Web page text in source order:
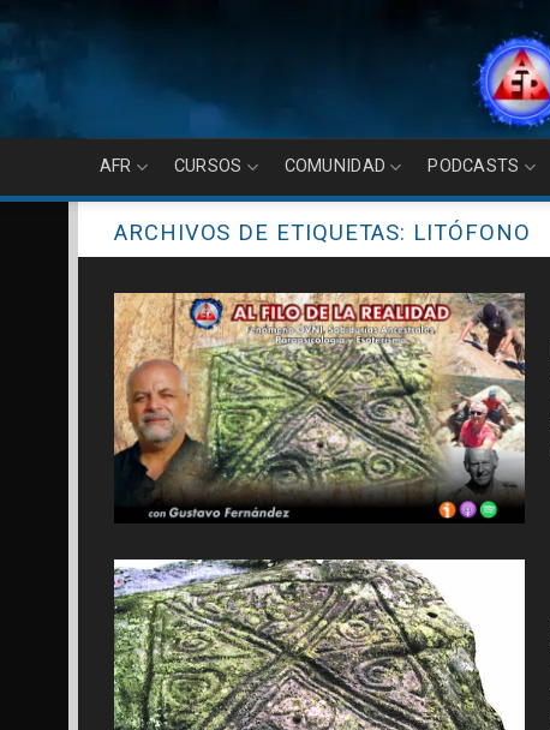
content
AFR CURSOS COMUNIDAD PODCASTS
ARCHIVOS DE ETIQUETAS: LITÓFONO